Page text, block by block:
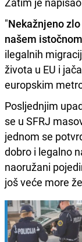
"Nekažnjeno
našem
ilegalnih
života u EU i
europskim
Posljednjim
se u SFRJ
jednom se
dobro i legalno
naoružani
još veće more